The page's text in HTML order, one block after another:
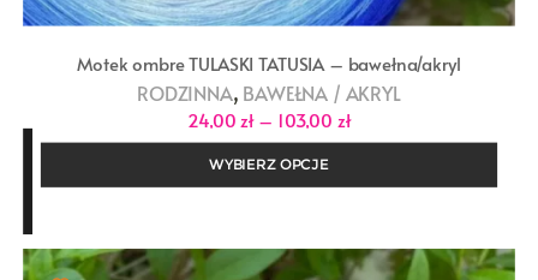
Motek ombre TULASKI TATUSIA – bawełna/akryl
RODZINNA, BAWEŁNA / AKRYL
24,00 zł – 103,00 złZakres
cen:
do
WYBIERZ OPCJE